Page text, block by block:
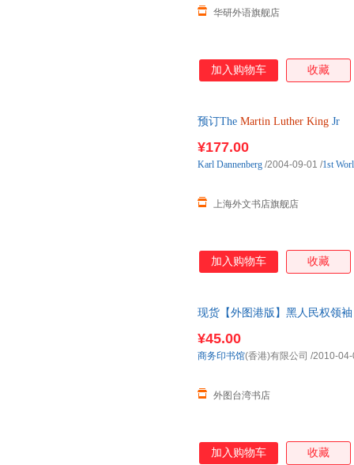
华研外语旗舰店
加入购物车 收藏
预订The Martin Luther King Jr
¥177.00
上海外文书店旗舰店
Karl Dannenberg /2004-09-01 /1st
加入购物车 收藏
现货【外图港版】黑人民权领
¥45.00
外图台湾书店
商务印书馆(香港)有限公司 /2010-
加入购物车 收藏